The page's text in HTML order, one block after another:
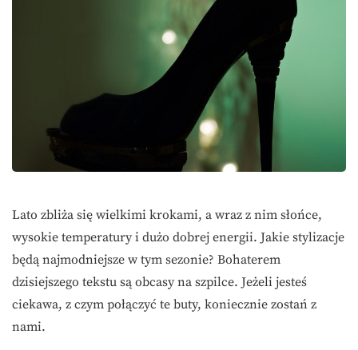
Lato zbliża się wielkimi krokami, a wraz z nim słońce,
wysokie temperatury i dużo dobrej energii. Jakie stylizacje
będą najmodniejsze w tym sezonie? Bohaterem
dzisiejszego tekstu są obcasy na szpilce. Jeżeli jesteś
ciekawa, z czym połączyć te buty, koniecznie zostań z
nami.